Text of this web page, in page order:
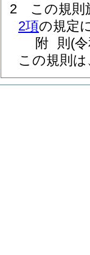
2
この規則
2項の規定
附 則 (
この規則